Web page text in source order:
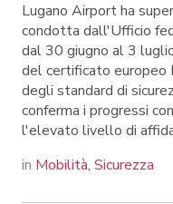
Lugano Airport ha
condotta dall'Ufficio
dal 30 giugno al 3
del certificato
degli standard di
conferma i progressi
l'elevato livello di
in Mobilità, Sicurezza